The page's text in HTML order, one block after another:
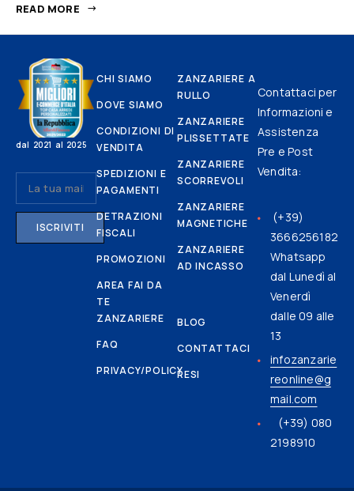
READ MORE
dal 2021 al 2025
CHI SIAMO
DOVE SIAMO
CONDIZIONI DI
VENDITA
SPEDIZIONI E
PAGAMENTI
DETRAZIONI
FISCALI
PROMOZIONI
AREA FAI DA
TE
ZANZARIERE
FAQ
PRIVACY/POLICY
ZANZARIERE A
RULLO
ZANZARIERE
PLISSETTATE
ZANZARIERE
SCORREVOLI
ZANZARIERE
MAGNETICHE
ZANZARIERE
AD INCASSO
BLOG
CONTATTACI
RESI
Contattaci per
Informazioni e
Assistenza
Pre e Post
Vendita:
(+39)
3666256182
Whatsapp
dal Lunedì al
Venerdì
dalle 09 alle
13
infozanzarie
reonline@g
mail.com
(+39) 080
2198910